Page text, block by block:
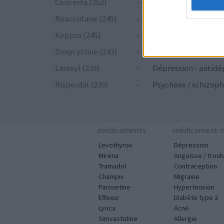
Roaccutane (245)
-
Keppra (245)
-
Doxycycline (243)
-
Laroxyl (239)
-
Dépression -
Risperdal (230)
- Psychose /
médicaments
Levothyrox
Mirena
Tramadol
Champix
Paroxetine
Effexor
Lyrica
Simvastatine
médicament-
Dépression
Angoisse /
Contraception
Migraine
Hypertension
Diabète type 2
Acné
Allergie